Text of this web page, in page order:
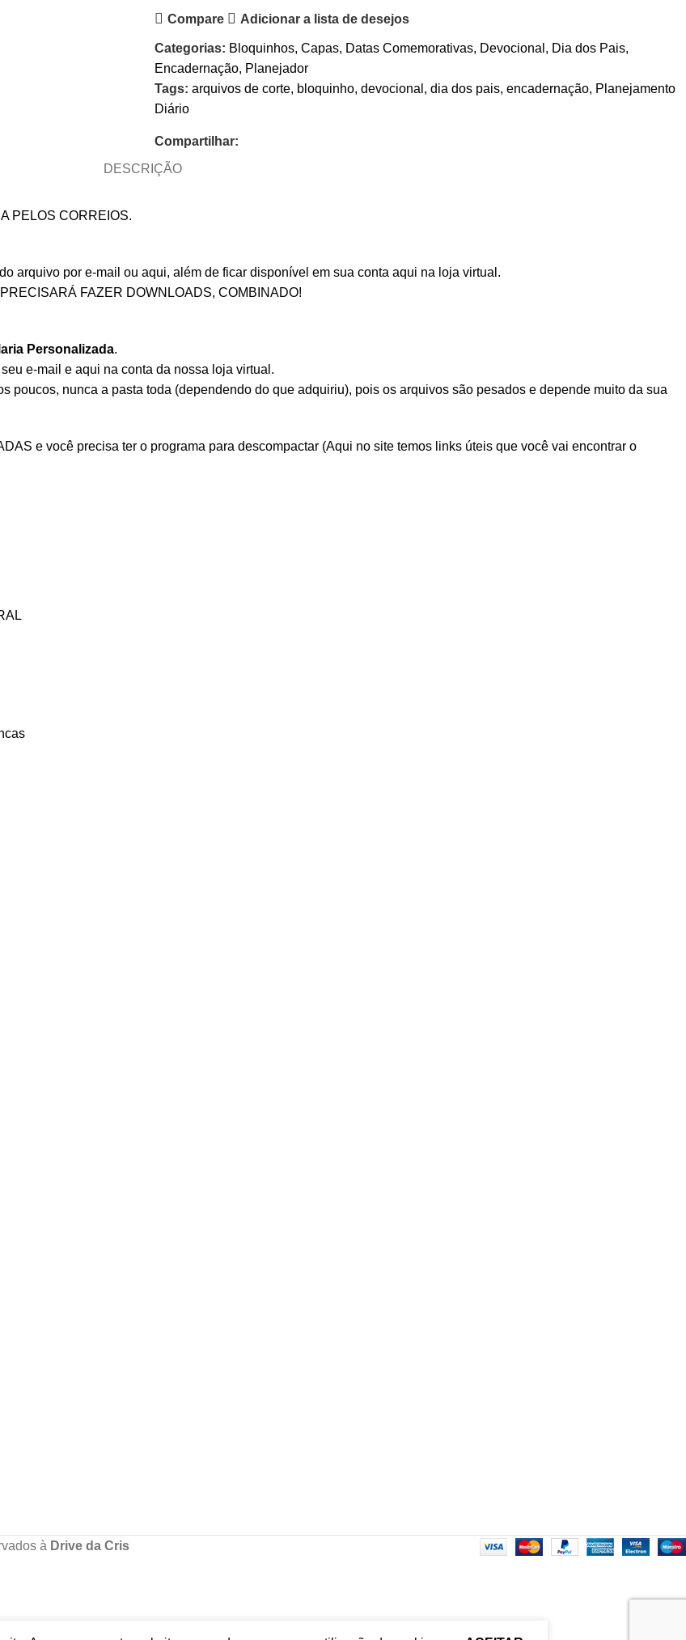
Compare Adicionar a lista de desejos
Categorias: Bloquinhos, Capas, Datas Comemorativas, Devocional , Dia dos Pais,
Encadernação, Planejador
Tags: arquivos de corte, bloquinho, devocional , dia dos pais, encadernação, Planejamento
Diário
Compartilhar:
DESCRIÇÃO
PELOS CORREIOS.
arquivo por e-mail ou aqui, além de ficar disponível em sua conta aqui na loja virtual.
FAZER DOWNLOADS, COMBINADO!
Personalizada.
e-mail e aqui na conta da nossa loja virtual.
poucos, nunca a pasta toda (dependendo do que adquiriu), pois os arquivos são pesados e depende muito da sua
e você precisa ter o programa para descompactar (Aqui no site temos links úteis que você vai encontrar o
à Drive da Cris